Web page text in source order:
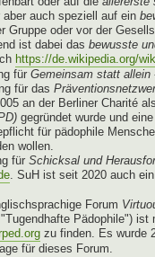
aber auch speziell auf ein
Gruppe oder vor der
ist dabei das bewusste
https://de.wikipedia.org/
für Gemeinsam statt allein
für das
an der Berliner Charité als
gegründet wurde und
für pädophile
wollen.
für Schicksal und
. SuH ist seit 2020 auch
Forum
Pädophile") ist
zu finden. Es wurde
für dieses Forum.